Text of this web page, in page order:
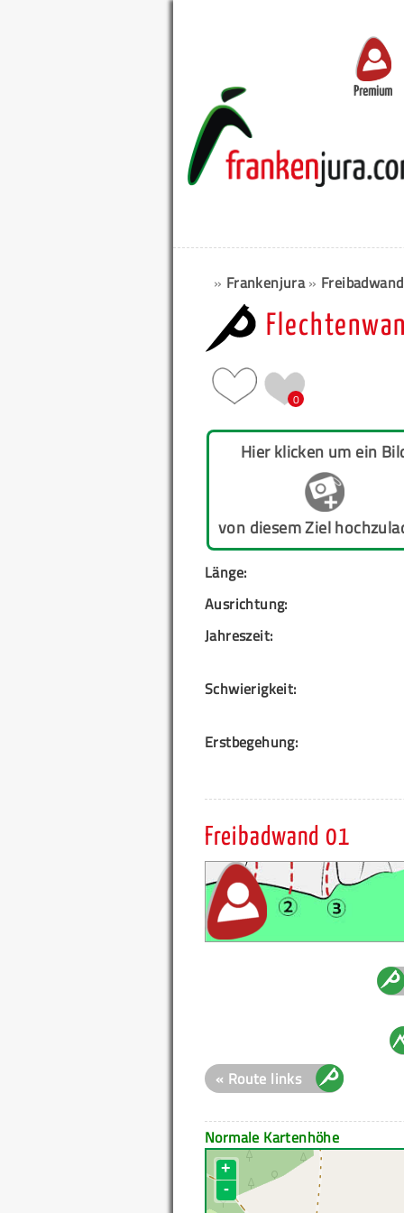
Premium
» Frankenjura»
0
Hier klicken um ein
von diesem Ziel
Länge:
Ausrichtung:
Jahreszeit:
Schwierigkeit:
Erstbegehung:
Freibadwand 01
« Route links
Normale Kartenhöhe
+
-